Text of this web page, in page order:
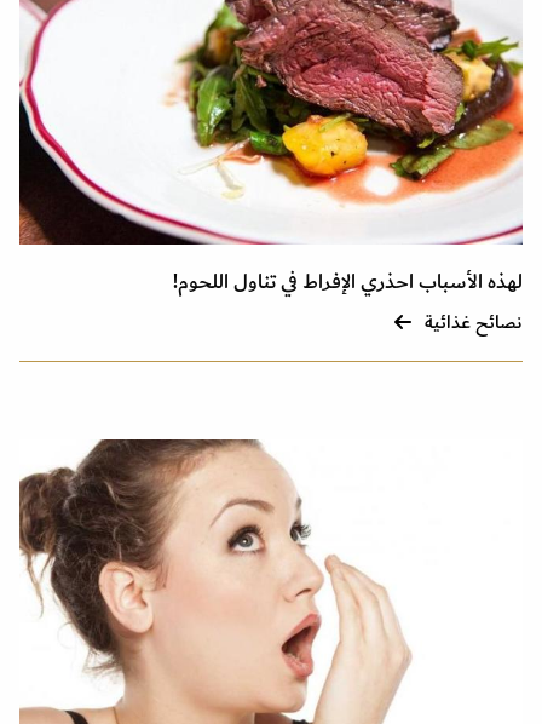
لهذه الأسباب احذري الإفراط في تناول اللحوم!
نصائح غذائية